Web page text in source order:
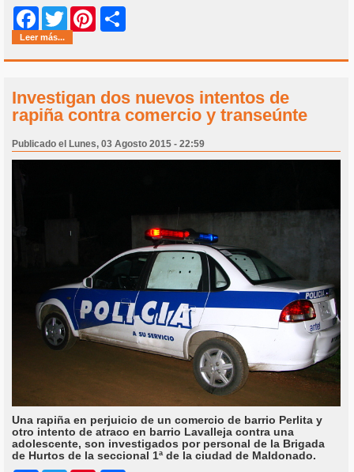
Facebook
Twitter Pinterest
Leer más...
Investigan dos nuevos intentos de
rapiña contra comercio y transeúnte
Publicado el Lunes, 03 Agosto 2015 - 22:59
Una rapiña en perjuicio de un comercio de barrio Perlita y
otro intento de atraco en barrio Lavalleja contra una
adolescente, son investigados por personal de la Brigada
de Hurtos de la seccional 1ª de la ciudad de Maldonado.